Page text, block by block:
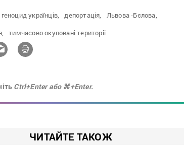
геноцид українців, депортація,
Львова -Бєлова,
тимчасово окуповані території
Ctrl+Enter або ⌘+Enter.
ЧИТАЙТЕ ТАКОЖ